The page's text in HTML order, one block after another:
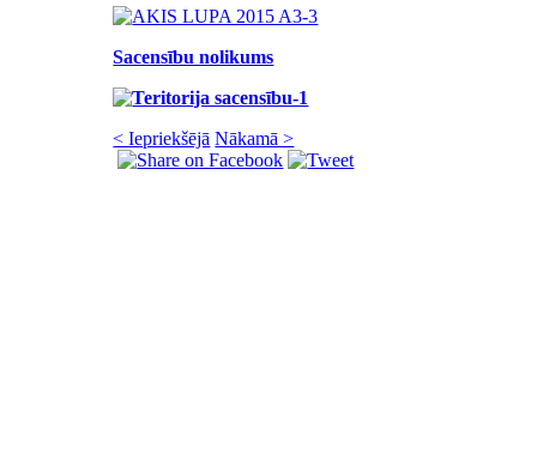
Sacensību nolikums
< Iepriekšējā Nākamā >